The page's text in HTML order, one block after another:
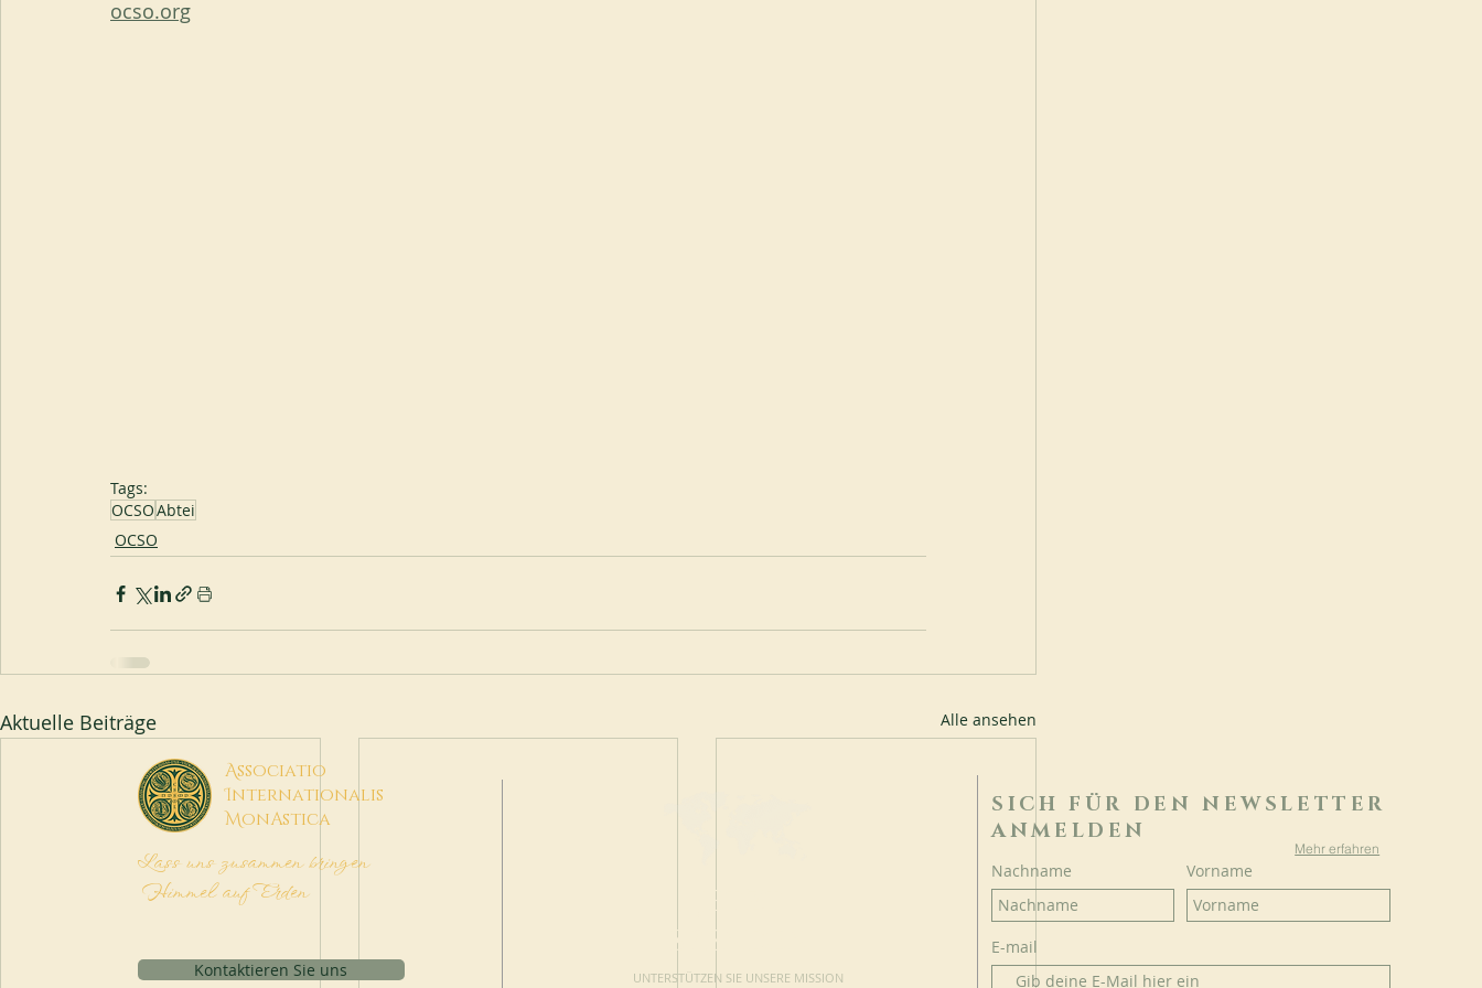
ocso.org
Tags:
OCSOAbtei
OCSO
Aktuelle Beiträge Alle ansehen
Associatio
Internationalis
MonAstica
Lass uns zusammen bringen
Himmel auf Erden
Kontaktieren Sie uns
JETZT
SPENDEN
UNTERSTÜTZEN SIE UNSERE MISSION
SICH FÜR DEN NEWSLETTER
ANMELDEN
Mehr erfahren
Nachname Vorname
E-mail